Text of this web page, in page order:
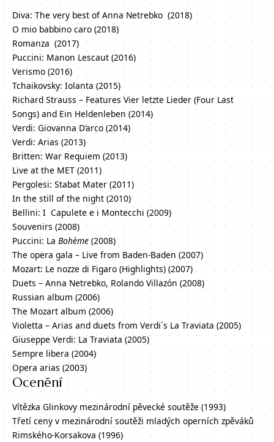
Diva: The very best of Anna Netrebko (2018)
O mio babbino caro (2018)
Romanza (2017)
Puccini: Manon Lescaut (2016)
Verismo (2016)
Tchaikovsky: Iolanta (2015)
Richard Strauss – Features Vier letzte Lieder (Four Last
Songs) and Ein Heldenleben (2014)
Verdi: Giovanna D’arco (2014)
Verdi: Arias (2013)
Britten: War Requiem (2013)
Live at the MET (2011)
Pergolesi: Stabat Mater (2011)
In the still of the night (2010)
Bellini: I Capulete e i Montecchi (2009)
Souvenirs (2008)
Puccini: La Bohème (2008)
The opera gala – Live from Baden-Baden (2007)
Mozart: Le nozze di Figaro (Highlights) (2007)
Duets – Anna Netrebko, Rolando Villazón (2008)
Russian album (2006)
The Mozart album (2006)
Violetta – Arias and duets from Verdi´s La Traviata (2005)
Giuseppe Verdi: La Traviata (2005)
Sempre libera (2004)
Opera arias (2003)
Ocenění
Vítězka Glinkovy mezinárodní pěvecké soutěže (1993)
Třetí ceny v mezinárodní soutěži mladých operních zpěváků
Rimského-Korsakova (1996)